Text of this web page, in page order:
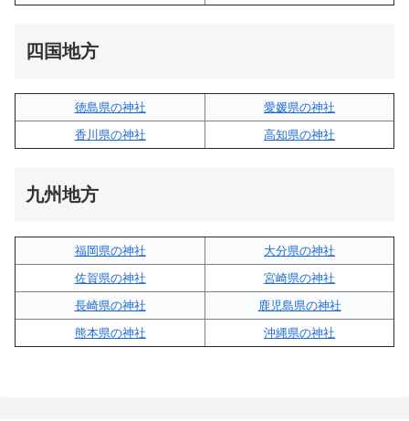
四国地方
徳島県の神社
愛媛県の神社
香川県の神社
高知県の神社
九州地方
福岡県の神社
大分県の神社
佐賀県の神社
宮崎県の神社
長崎県の神社
鹿児島県の神社
熊本県の神社
沖縄県の神社